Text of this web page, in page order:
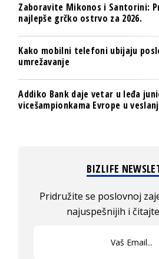
Zaboravite Mikonos i Santorini:
najlepše grčko ostrvo za 2026.
Kako mobilni telefoni ubijaju
umrežavanje
Addiko Bank daje vetar u leđa
vicešampionkama Evrope u
BIZLIFE
Pridružite se poslovnoj
najuspešnijih i